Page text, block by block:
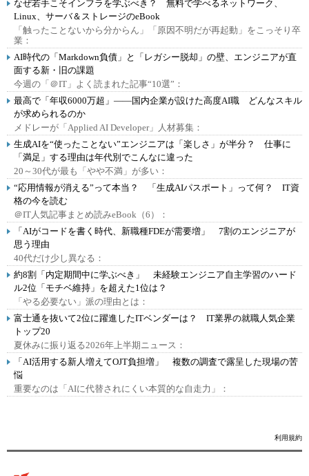
なぜ若手こそインフラを学ぶべき？ 無料で学べるネットワーク、
Linux、サーバ＆ストレージのeBook
「触ったことないから分からん」「原因不明だが再起動」をこっそり卒
業：
AI時代の「Markdown負債」と「レガシー脱却」の壁、エンジニアが直
面する新・旧の課題
今週の「＠IT」よく読まれた記事“10選”：
最高で「年収6000万超」――国内企業が設けた高度AI職 どんなスキル
が求められるのか
メドレーが「Applied AI Developer」人材募集：
生成AIを“使ったことない”エンジニアは「楽しさ」が半分？ 仕事に
「満足」する理由は年代別でこんなに違った
20～30代が最も「やや不満」が多い：
“応用情報が消える”って本当？ 「生成AIパスポート」って何？ IT資
格の今を読む
＠IT人気記事まとめ読みeBook（6）：
「AIがコードを書く時代、新職種FDEが需要増」 7割のエンジニアが
思う理由
40代だけ少し異なる：
約8割「内定期間中に学ぶべき」 未経験エンジニア自主学習のハード
ル2位「モチベ維持」を超えた1位は？
「やる必要ない」派の理由とは：
富士通を抜いて2位に躍進したITベンダーは？ IT業界の就職人気企業
トップ20
夏休みに振り返る2026年上半期ニュース：
「AI活用する新人増えてOJT負担増」 複数の調査で露呈した現場の苦
悩
重要なのは「AIに代替されにくい本質的な自走力」：
利用規約